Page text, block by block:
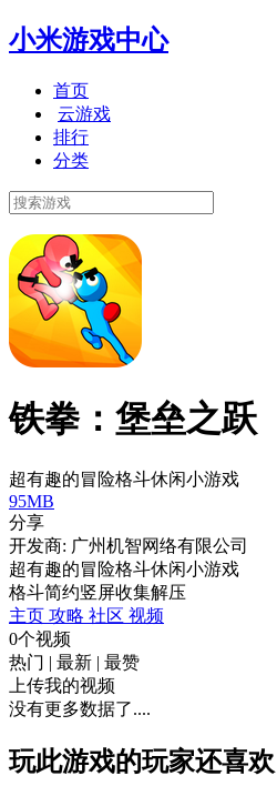
小米游戏中心
首页
云游戏
排行
分类
铁拳：堡垒之跃
超有趣的冒险格斗休闲小游戏
95MB
分享
开发商: 广州机智网络有限公司
超有趣的冒险格斗休闲小游戏
格斗简约竖屏收集解压
主页 攻略 社区 视频
0个视频
热门 | 最新 | 最赞
上传我的视频
没有更多数据了....
玩此游戏的玩家还喜欢